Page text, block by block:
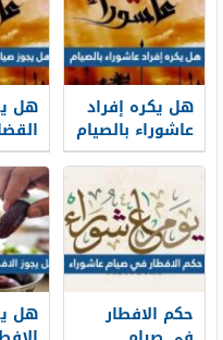
هل يكره إفراد
عاشوراء بالصيام
هل
حكم الافطار هل